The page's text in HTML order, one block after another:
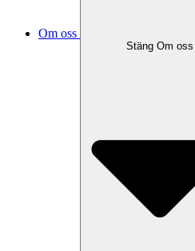
Om oss
Stäng Om oss